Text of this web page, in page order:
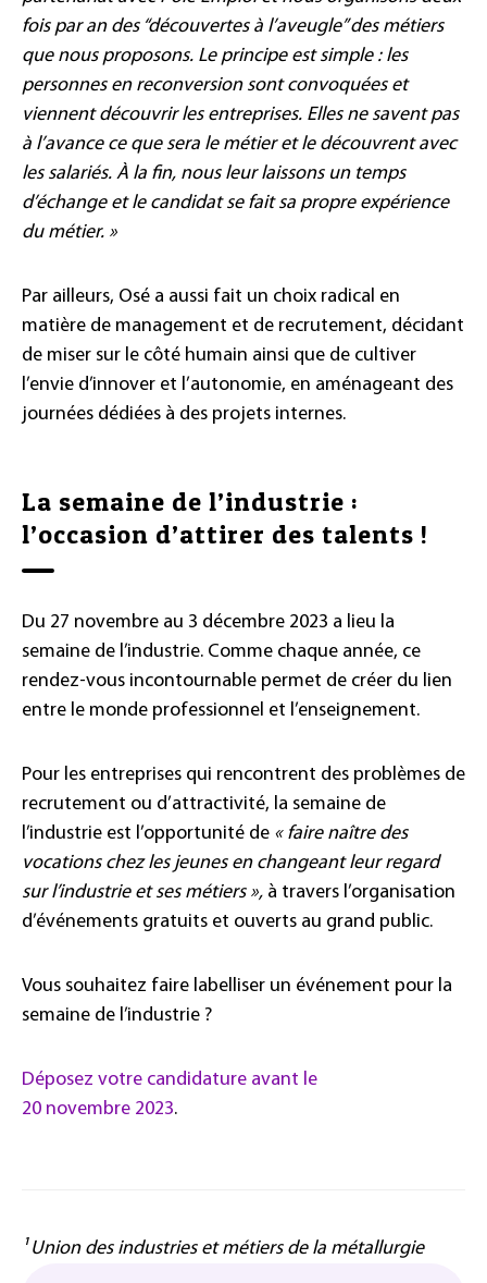
fois par an des “découvertes à l’aveugle” des métiers
que nous proposons. Le principe est simple : les
personnes en reconversion sont convoquées et
viennent découvrir les entreprises. Elles ne savent pas
à l’avance ce que sera le métier et le découvrent avec
les salariés. À la fin, nous leur laissons un temps
d’échange et le candidat se fait sa propre expérience
du métier. »
Par ailleurs, Osé a aussi fait un choix radical en
matière de management et de recrutement, décidant
de miser sur le côté humain ainsi que de cultiver
l’envie d’innover et l’autonomie, en aménageant des
journées dédiées à des projets internes.
La semaine de l’industrie :
l’occasion d’attirer des talents !
Du 27 novembre au 3 décembre 2023 a lieu la
semaine de l’industrie. Comme chaque année, ce
rendez-vous incontournable permet de créer du lien
entre le monde professionnel et l’enseignement.
Pour les entreprises qui rencontrent des problèmes de
recrutement ou d’attractivité, la semaine de
l’industrie est l’opportunité de « faire naître des
vocations chez les jeunes en changeant leur regard
sur l’industrie et ses métiers », à travers l’organisation
d’événements gratuits et ouverts au grand public.
Vous souhaitez faire labelliser un événement pour la
semaine de l’industrie ?
Déposez votre candidature avant le
20 novembre 2023.
¹ Union des industries et métiers de la métallurgie